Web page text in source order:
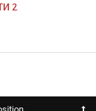
2